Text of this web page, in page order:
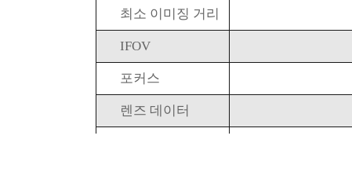
최소 이미징 거리
IFOV
포커스
렌즈 데이터